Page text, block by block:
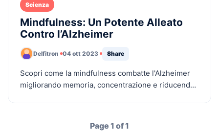
Scienza
Mindfulness: Un Potente Alleato
Contro l’Alzheimer
Delfitron 04 ott 2023 Share
Scopri come la mindfulness combatte l'Alzheimer
migliorando memoria, concentrazione e riducendo
Page 1 of 1